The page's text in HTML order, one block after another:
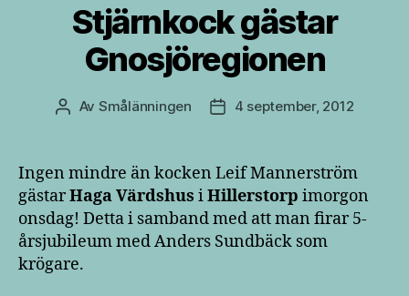
Stjärnkock gästar
Gnosjöregionen
Inläggsförfattare
Av Smålänningen Inläggsdatum
4 september, 2012
Ingen mindre än kocken Leif Mannerström
gästarHaga Värdshus iHillerstorp imorgon
onsdag! Detta i samband med att man firar 5-
årsjubileum med Anders Sundbäck som
krögare.